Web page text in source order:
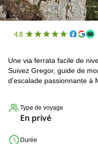
4.8
Une via ferrata facile de
Suivez Gregor, guide de
d'escalade passionnante à
Type de voyage
En privé
Durée